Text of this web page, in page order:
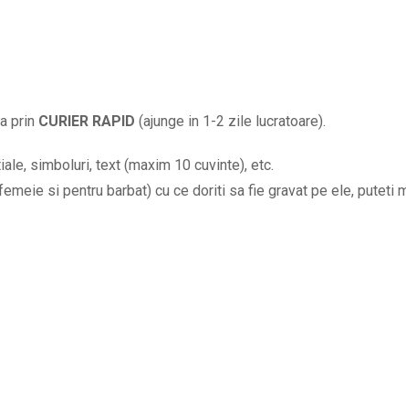
alegere
BPC523
quantity
prin CURIER RAPID (ajunge in 1-2 zile lucratoare).
simboluri, text (maxim 10 cuvinte), etc.
si pentru barbat) cu ce doriti sa fie gravat pe ele, puteti